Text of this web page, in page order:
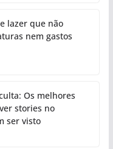
lazer que não
nem gastos
Os melhores
stories no
ser visto